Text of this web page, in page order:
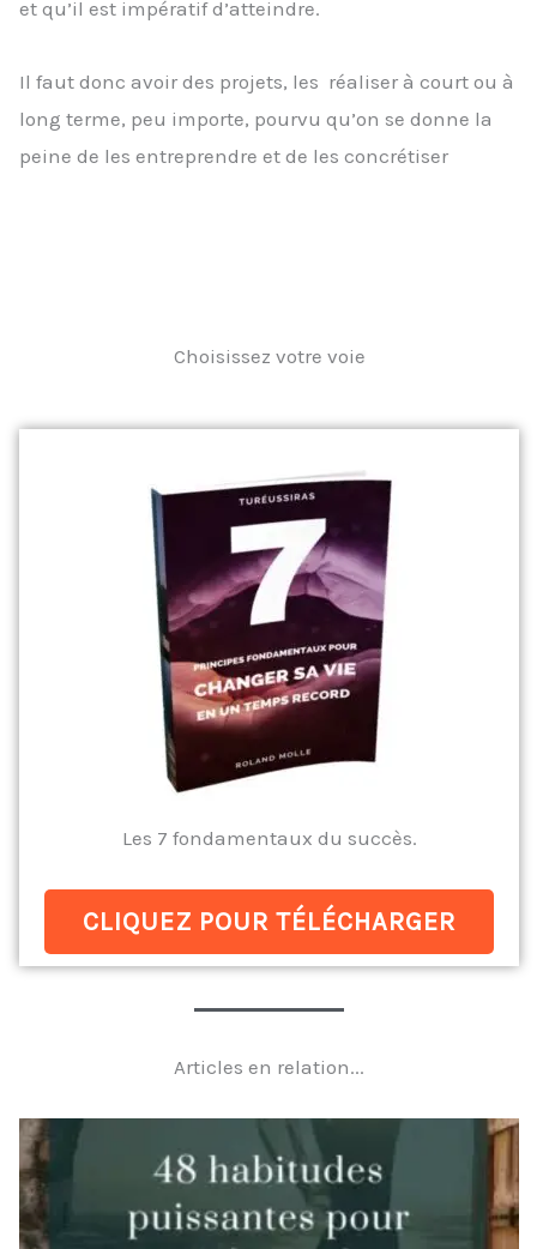
et qu’il est impératif d’atteindre.
Il faut donc avoir des projets, les réaliser à court ou à
long terme, peu importe, pourvu qu’on se donne la
peine de les entreprendre et de les concrétiser
Choisissez votre voie
Les 7 fondamentaux du succès.
CLIQUEZ POUR TÉLÉCHARGER
Articles en relation...